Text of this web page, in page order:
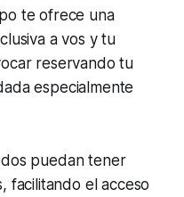
te ofrece una
a vos y tu
reservando tu
especialmente
puedan tener
facilitando el acceso